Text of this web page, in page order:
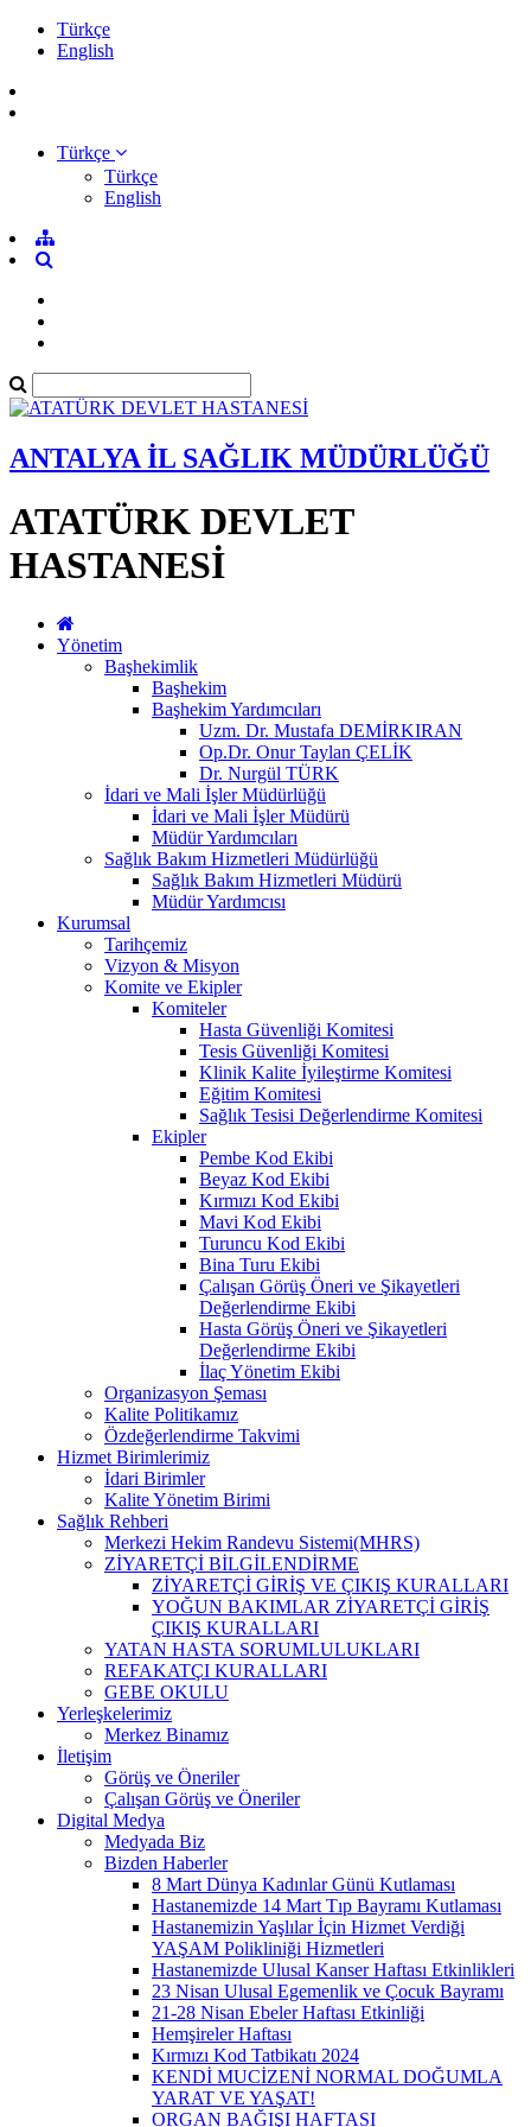
Türkçe
English
Türkçe
Türkçe
English
ANTALYA İL SAĞLIK MÜDÜRLÜĞÜ
ATATÜRK DEVLET
HASTANESİ
Yönetim
Başhekimlik
Başhekim
Başhekim Yardımcıları
Uzm. Dr. Mustafa DEMİRKIRAN
Op.Dr. Onur Taylan ÇELİK
Dr. Nurgül TÜRK
İdari ve Mali İşler Müdürlüğü
İdari ve Mali İşler Müdürü
Müdür Yardımcıları
Sağlık Bakım Hizmetleri Müdürlüğü
Sağlık Bakım Hizmetleri Müdürü
Müdür Yardımcısı
Kurumsal
Tarihçemiz
Vizyon & Misyon
Komite ve Ekipler
Komiteler
Hasta Güvenliği Komitesi
Tesis Güvenliği Komitesi
Klinik Kalite İyileştirme Komitesi
Eğitim Komitesi
Sağlık Tesisi Değerlendirme Komitesi
Ekipler
Pembe Kod Ekibi
Beyaz Kod Ekibi
Kırmızı Kod Ekibi
Mavi Kod Ekibi
Turuncu Kod Ekibi
Bina Turu Ekibi
Çalışan Görüş Öneri ve Şikayetleri
Değerlendirme Ekibi
Hasta Görüş Öneri ve Şikayetleri
Değerlendirme Ekibi
İlaç Yönetim Ekibi
Organizasyon Şeması
Kalite Politikamız
Özdeğerlendirme Takvimi
Hizmet Birimlerimiz
İdari Birimler
Kalite Yönetim Birimi
Sağlık Rehberi
Merkezi Hekim Randevu Sistemi(MHRS)
ZİYARETÇİ BİLGİLENDİRME
ZİYARETÇİ GİRİŞ VE ÇIKIŞ KURALLARI
YOĞUN BAKIMLAR ZİYARETÇİ GİRİŞ
ÇIKIŞ KURALLARI
YATAN HASTA SORUMLULUKLARI
REFAKATÇI KURALLARI
GEBE OKULU
Yerleşkelerimiz
Merkez Binamız
İletişim
Görüş ve Öneriler
Çalışan Görüş ve Öneriler
Digital Medya
Medyada Biz
Bizden Haberler
8 Mart Dünya Kadınlar Günü Kutlaması
Hastanemizde 14 Mart Tıp Bayramı Kutlaması
Hastanemizin Yaşlılar İçin Hizmet Verdiği
YAŞAM Polikliniği Hizmetleri
Hastanemizde Ulusal Kanser Haftası Etkinlikleri
23 Nisan Ulusal Egemenlik ve Çocuk Bayramı
21-28 Nisan Ebeler Haftası Etkinliği
Hemşireler Haftası
Kırmızı Kod Tatbikatı 2024
KENDİ MUCİZENİ NORMAL DOĞUMLA
YARAT VE YAŞAT!
ORGAN BAĞIŞI HAFTASI